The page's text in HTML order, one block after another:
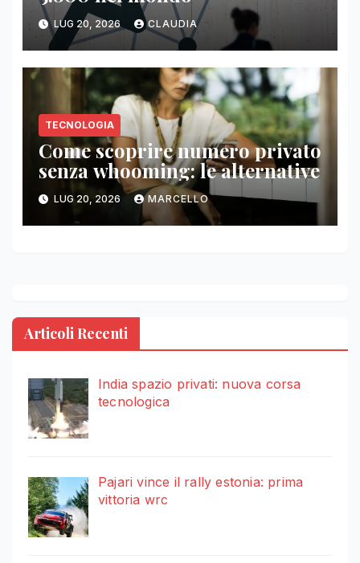
LUG 20, 2026 CLAUDIA
TECNOLOGIA
Come scoprire numero privato
senza whooming: le alternative
LUG 20, 2026 MARCELLO
Articoli Recenti
India spazio privati: nuova corsa
tecnologica
Pajari vince il rally estonia: prima
vittoria wrc